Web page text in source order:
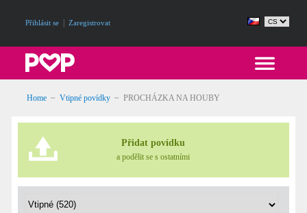
Přihlásit se Zaregistrovat
Home ~ Vtipné povídky ~ PROCHÁZKA NA HOUBY
Přidat povídku
a podělit se s ostatními